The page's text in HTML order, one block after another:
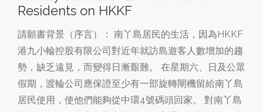
Residents on HKKF
請願書背景（序言）： 南丫島居民的生活，因為HKKF
港九小輪控股有限公司對近年就訪島遊客人數增加的趨
勢，缺乏遠見，而變得日漸艱難。 在星期六、日及公眾
假期，渡輪公司應保證至少有一部旋轉閘機留給南丫島
居民使用，使他們能夠從中環4號碼頭回家。 對南丫島